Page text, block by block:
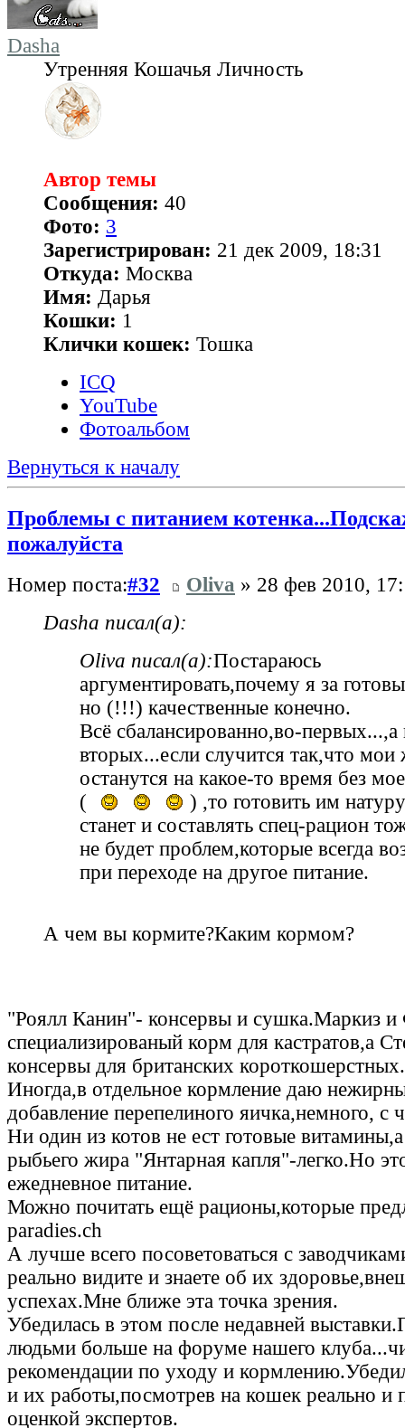
Dasha
Утренняя Кошачья Личность
Автор темы
Сообщения: 40
Фото: 3
Зарегистрирован: 21 дек 2009, 18:31
Откуда: Москва
Имя: Дарья
Кошки: 1
Клички кошек: Тошка
ICQ
YouTube
Фотоальбом
Вернуться к началу
Проблемы с питанием
пожалуйста
Номер поста:#32 Oliva » 28 фев 2010,
Dasha писал(а):
Oliva писал(а):Постараюсь
аргументировать,почему я за
но (!!!) качественные конечно.
Всё сбалансированно,во-первых...,а
вторых...если случится так,что
останутся на какое-то время без
(
) ,то готовить им
станет и составлять спец-рацион
не будет проблем,которые всегда
при переходе на другое питание.
А чем вы кормите?Каким кормом?
"Роялл Канин"- консервы и сушка.Маркиз и
специализированый корм для кастратов,а
консервы для британских короткошерстных.
Иногда,в отдельное кормление даю
добавление перепелиного яичка,немного, с
Ни один из котов не ест готовые
рыбьего жира "Янтарная капля"-легко.Но
ежедневное питание.
Можно почитать ещё рационы,которые
paradies.ch
А лучше всего посоветоваться с
реально видите и знаете об их
успехах.Мне ближе эта точка зрения.
Убедилась в этом после недавней
людьми больше на форуме нашего
рекомендации по уходу и
и их работы,посмотрев на кошек реально и
оценкой экспертов.